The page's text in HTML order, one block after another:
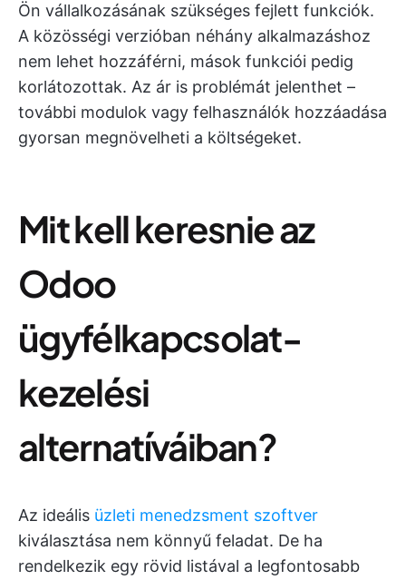
Ön vállalkozásának szükséges fejlett funkciók.
A közösségi verzióban néhány alkalmazáshoz
nem lehet hozzáférni, mások funkciói pedig
korlátozottak. Az ár is problémát jelenthet –
további modulok vagy felhasználók hozzáadása
gyorsan megnövelheti a költségeket.
Mit kell keresnie az
Odoo
ügyfélkapcsolat-
kezelési
alternatíváiban?
Az ideális üzleti menedzsment szoftver
kiválasztása nem könnyű feladat. De ha
rendelkezik egy rövid listával a legfontosabb